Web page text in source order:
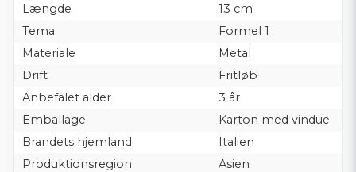
Længde
13 cm
Tema
Formel 1
Materiale
Metal
Drift
Fritløb
Anbefalet alder
3 år
Emballage
Karton med vindue
Brandets hjemland
Italien
Produktionsregion
Asien